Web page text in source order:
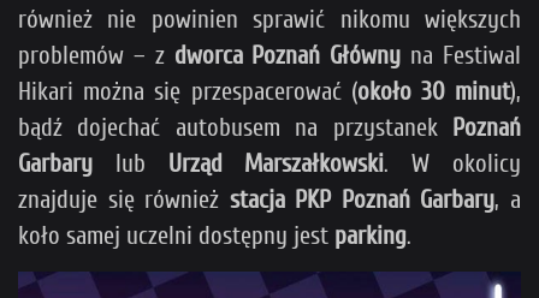
również nie powinien sprawić nikomu większych
problemów – z dworca Poznań Główny na Festiwal
Hikari można się przespacerować (około 30 minut),
bądź dojechać autobusem na przystanek Poznań
Garbary lub Urząd Marszałkowski. W okolicy
znajduje się również stacja PKP Poznań Garbary, a
koło samej uczelni dostępny jest parking.